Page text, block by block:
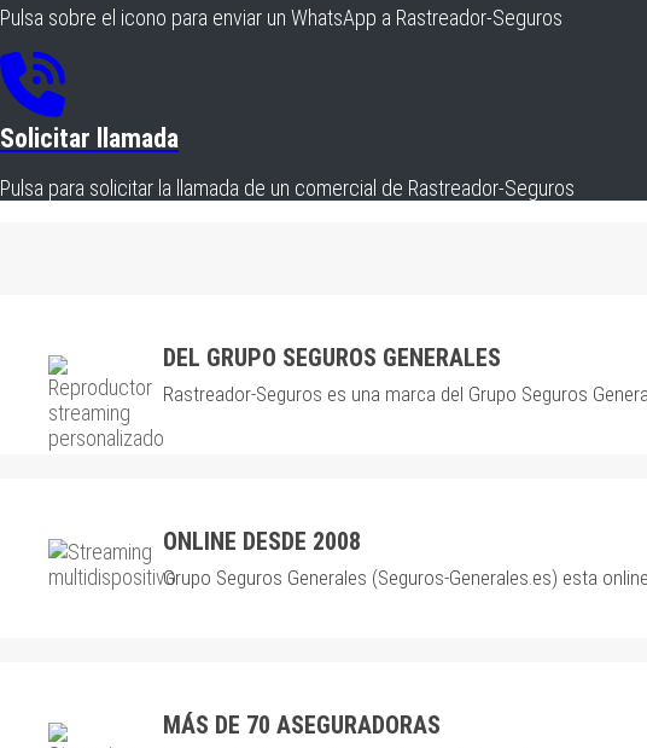
Pulsa sobre el icono para enviar un WhatsApp a Rastreador-Seguros
Solicitar llamada
Pulsa para solicitar la llamada de un comercial de Rastreador-Seguros
DEL GRUPO SEGUROS GENERALES
Rastreador-Seguros es una marca del Grupo Seguros
ONLINE DESDE 2008
Grupo Seguros Generales (Seguros-Generales.es) esta
MÁS DE 70 ASEGURADORAS